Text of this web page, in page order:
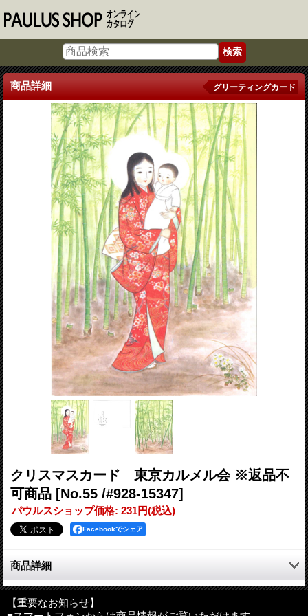
商品詳細 グリーティングカード
クリスマスカード 東京カルメル会 ※返品不
可商品 [No.55 /#928-15347]
パウルスショップ価格: 231円(税込)
Facebookでシェア
商品詳細
この冬、大切な人にクリスマスメッセージを送ってみませんか？
【重要なお知らせ】